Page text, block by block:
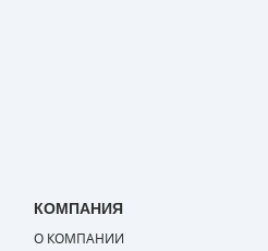
КОМПАНИЯ
О КОМПАНИИ